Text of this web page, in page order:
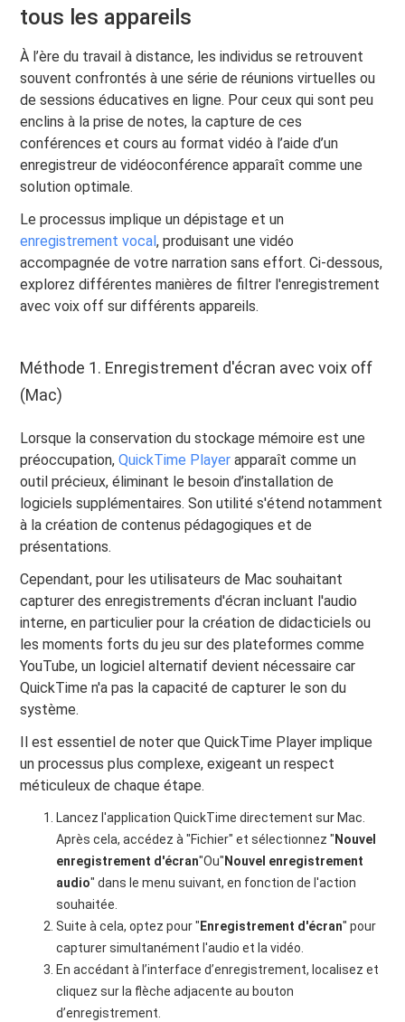
tous les appareils
À l’ère du travail à distance, les individus se retrouvent
souvent confrontés à une série de réunions virtuelles ou
de sessions éducatives en ligne. Pour ceux qui sont peu
enclins à la prise de notes, la capture de ces
conférences et cours au format vidéo à l’aide d’un
enregistreur de vidéoconférence apparaît comme une
solution optimale.
Le processus implique un dépistage et un
enregistrement vocal, produisant une vidéo
accompagnée de votre narration sans effort. Ci-dessous,
explorez différentes manières de filtrer l'enregistrement
avec voix off sur différents appareils.
Méthode 1. Enregistrement d'écran avec voix off
(Mac)
Lorsque la conservation du stockage mémoire est une
préoccupation,QuickTime Player apparaît comme un
outil précieux, éliminant le besoin d’installation de
logiciels supplémentaires. Son utilité s'étend notamment
à la création de contenus pédagogiques et de
présentations.
Cependant, pour les utilisateurs de Mac souhaitant
capturer des enregistrements d'écran incluant l'audio
interne, en particulier pour la création de didacticiels ou
les moments forts du jeu sur des plateformes comme
YouTube, un logiciel alternatif devient nécessaire car
QuickTime n'a pas la capacité de capturer le son du
système.
Il est essentiel de noter que QuickTime Player implique
un processus plus complexe, exigeant un respect
méticuleux de chaque étape.
Lancez l'application QuickTime directement sur Mac.
Après cela, accédez à "Fichier" et sélectionnez " Nouvel
enregistrement d'écran"Ou" Nouvel enregistrement
audio" dans le menu suivant, en fonction de l'action
souhaitée.
Suite à cela, optez pour " Enregistrement d'écran" pour
capturer simultanément l'audio et la vidéo.
En accédant à l’interface d’enregistrement, localisez et
cliquez sur la flèche adjacente au bouton
d’enregistrement.